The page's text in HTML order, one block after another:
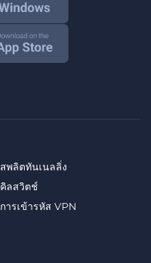
สพลิตทันเนลลิ่ง
คิลสวิตช์
การเข้ารหัส VPN